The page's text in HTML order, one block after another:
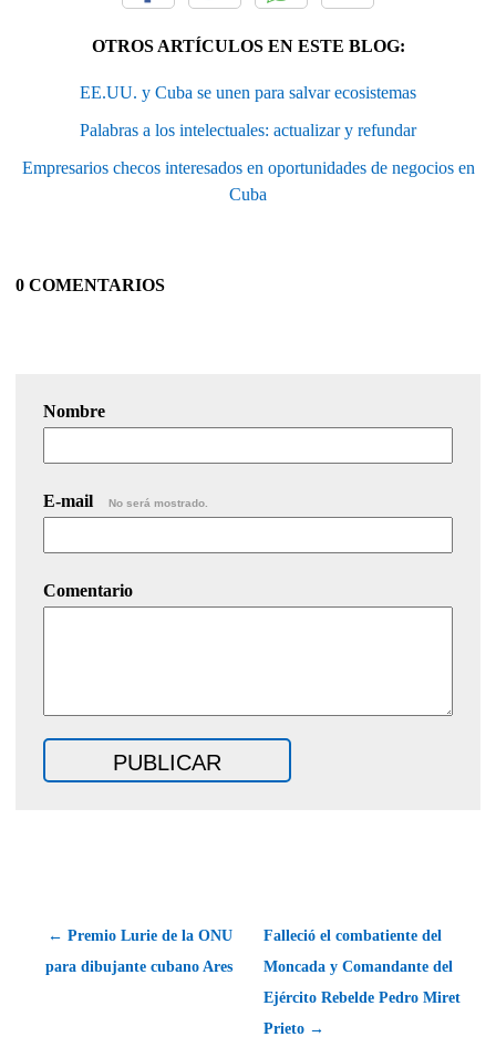
OTROS ARTÍCULOS EN ESTE BLOG:
EE.UU. y Cuba se unen para salvar ecosistemas
Palabras a los intelectuales: actualizar y refundar
Empresarios checos interesados en oportunidades de negocios en
Cuba
0 COMENTARIOS
Nombre
E-mail No será mostrado.
Comentario
← Premio Lurie de la ONU
para dibujante cubano Ares
Falleció el combatiente del
Moncada y Comandante del
Ejército Rebelde Pedro Miret
Prieto →